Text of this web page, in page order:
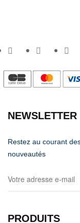
PRODUITS
NEWSLETTER
Restez au courant
nouveautés